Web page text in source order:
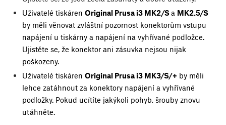
Uživatelé tiskáren Original Prusa i3 MK2/Sa MK2.5/S
by měli věnovat zvláštní pozornost konektorům vstupu
napájení u tiskárny a napájení na vyhřívané podložce.
Ujistěte se, že konektor ani zásuvka nejsou nijak
poškozeny.
Uživatelé tiskáren Original Prusa i3 MK3/S/+ by měli
lehce zatáhnout za konektory napájení a vyhřívané
podložky. Pokud ucítíte jakýkoli pohyb, šrouby znovu
utáhněte.